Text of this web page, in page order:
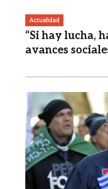
Actualidad
“Si hay lucha,
avances